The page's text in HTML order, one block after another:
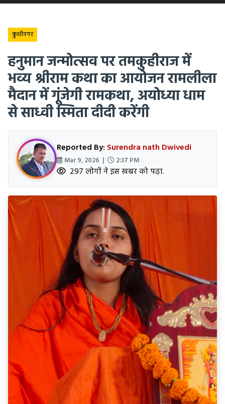
कुशीनगर
हनुमान जन्मोत्सव पर तमकुहीराज में
भव्य श्रीराम कथा का आयोजन रामलीला
मैदान में गूंजेगी रामकथा, अयोध्या धाम
से साध्वी स्मिता दीदी करेंगी
Reported By: Surendra nath Dwivedi
Mar 9, 2026 | 2:37 PM
297 लोगों ने इस खबर को पढ़ा.